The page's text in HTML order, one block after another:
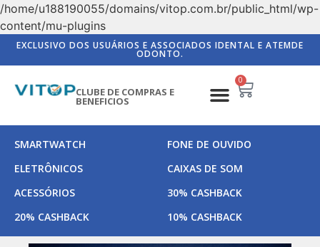
/home/u188190055/domains/vitop.com.br/public_html/wp-
content/mu-plugins
EXCLUSIVO DOS USUÁRIOS E ASSOCIADOS IDENTAL E ATEMDE
ODONTO.
CLUBE DE COMPRAS E
BENEFICIOS
0
SMARTWATCH
FONE DE OUVIDO
ELETRÔNICOS
CAIXAS DE SOM
ACESSÓRIOS
30% CASHBACK
20% CASHBACK
10% CASHBACK